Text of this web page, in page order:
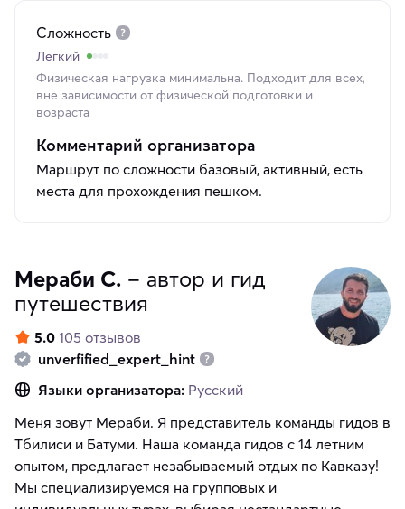
Сложность
Легкий
Физическая нагрузка минимальна. Подходит для всех,
вне зависимости от физической подготовки и
возраста
Комментарий организатора
Маршрут по сложности базовый, активный, есть
места для прохождения пешком.
Мераби С. – автор и гид
путешествия
5.0 105 отзывов
unverfified_expert_hint
Языки организатора: Русский
Меня зовут Мераби. Я представитель команды гидов в
Тбилиси и Батуми. Наша команда гидов с 14 летним
опытом, предлагает незабываемый отдых по Кавказу!
Мы специализируемся на групповых и